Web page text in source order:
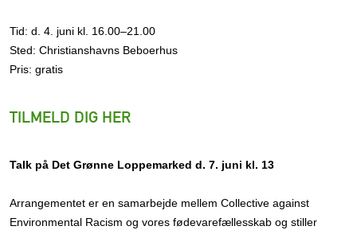
Tid: d. 4. juni kl. 16.00–21.00
Sted: Christianshavns Beboerhus
Pris: gratis
TILMELD DIG HER
Talk på Det Grønne Loppemarked d. 7. juni kl. 13
Arrangementet er en samarbejde mellem Collective against
Environmental Racism og vores fødevarefællesskab og stiller